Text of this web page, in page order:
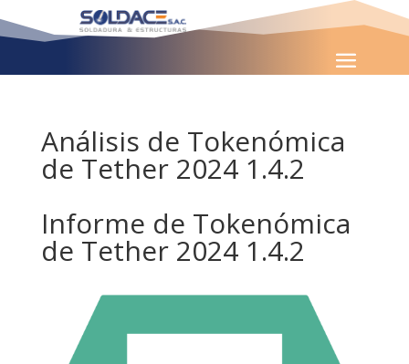
Análisis de Tokenómica
de Tether 2024 1.4.2
Informe de Tokenómica
de Tether 2024 1.4.2